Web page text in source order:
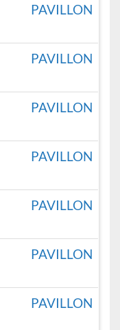
PAVILLON
PAVILLON
PAVILLON
PAVILLON
PAVILLON
PAVILLON
PAVILLON